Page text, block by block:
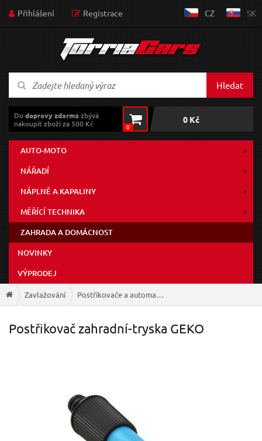
Přihlášení Registrace CZ SK
Hledat
Dodopravy zdarma zbývá
nakoupit zboží za 500 Kč
0
0 Kč
AUTO-MOTO
NÁŘADÍ
NÁPLNĚ A KAPALINY
MĚŘÍCÍ TECHNIKA
ZAHRADA A DOMÁCNOST
NOVINKY
VÝPRODEJ
Zavlažování Postřikovače a automatizace
Postřikovač zahradní-tryska GEKO